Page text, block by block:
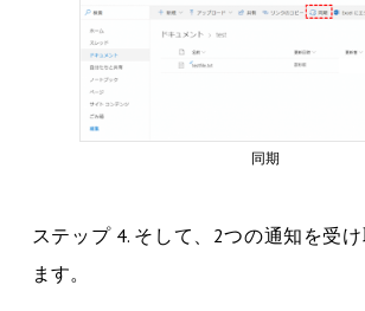
同期
ステップ 4. そして、2つの通知を受
ます。